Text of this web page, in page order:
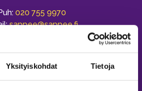
Yksityiskohdat Tietoja
020 755 9970
sappee@sappee.fi